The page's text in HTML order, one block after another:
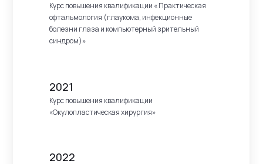
Курс повышения квалификации « Практическая
офтальмология (глаукома, инфекционные
болезни глаза и компьютерный зрительный
синдром)»
2021
Курс повышения квалификации
«Окулопластическая хирургия»
2022